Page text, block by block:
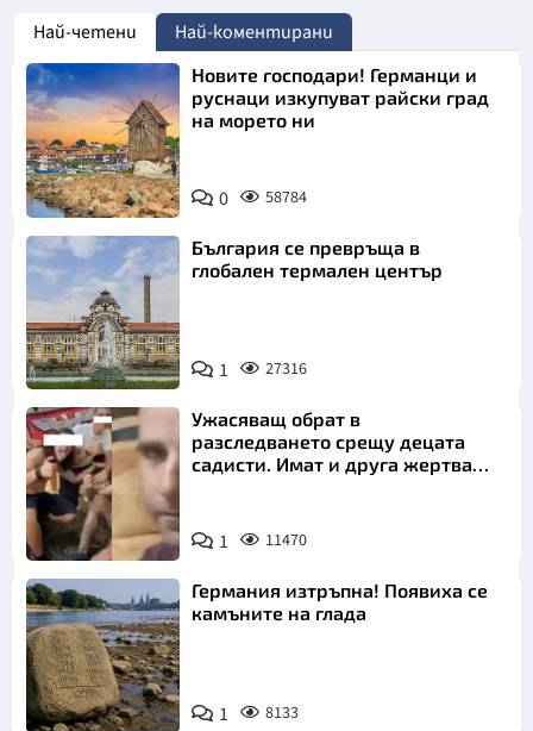
Най-четени Най-коментирани
Новите господари! Германци и
руснаци изкупуват райски град
на морето ни
0 58784
България се превръща в
глобален термален център
1 27316
Ужасяващ обрат в
разследването срещу децата
садисти. Имат и друга жертва
1 11470
Германия изтръпна! Появиха се
камъните на глада
1 8133